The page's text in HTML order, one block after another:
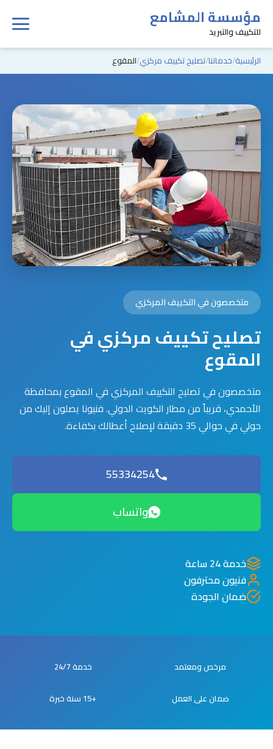
مؤسسة المشامع
للتكييف والتبريد
الرئيسية خدماتنا تصليح تكييف مركزي المقوع
متخصصون في التكييف المركزي
تصليح تكييف مركزي في
المقوع
متخصصون في تصليح التكييف المركزي في المقوع بمحافظة
الأحمدي، قريباً من مطار الكويت الدولي. فنيونا يصلون إليك من
حولي في حوالي 35 دقيقة لإصلاح أعطالك بكفاءة.
55334254
واتساب
خدمة 24 ساعة
فنيون محترفون
ضمان الجودة
مرخص ومعتمد خدمة 24/7
ضمان على العمل +15 سنة خبرة